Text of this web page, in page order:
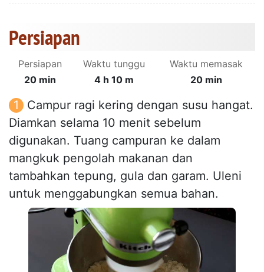
Persiapan
Persiapan
20 min
Waktu tunggu
4 h 10 m
Waktu memasak
20 min
Campur ragi kering dengan susu hangat.
Diamkan selama 10 menit sebelum
digunakan. Tuang campuran ke dalam
mangkuk pengolah makanan dan
tambahkan tepung, gula dan garam. Uleni
untuk menggabungkan semua bahan.